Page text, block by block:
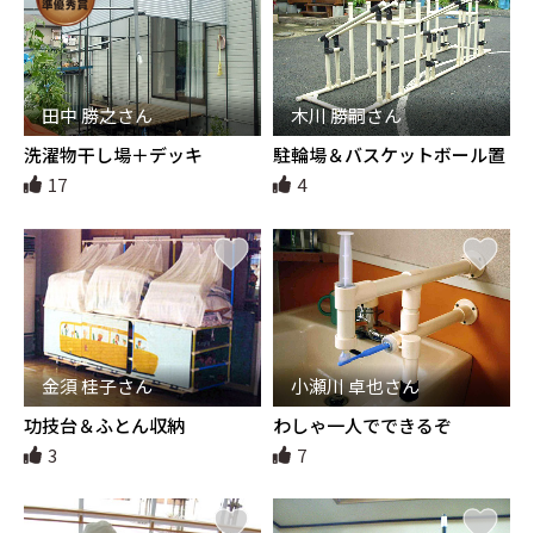
田中 勝之さん
洗濯物干し場＋デッキ
17
木川 勝嗣さん
駐輪場＆バスケットボール置
き 4
金須 桂子さん
功技台＆ふとん収納
3
小瀬川 卓也さん
わしゃ一人でできるぞ
7